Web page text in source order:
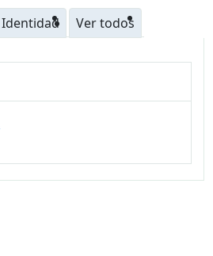
Identidad Ver todos